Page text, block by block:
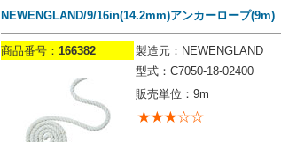
NEWENGLAND/9/16in(14.2mm)アンカーロープ(9m)
商品番号： 166382 製造元：NEWENGLAND
型式：C7050-18-02400
販売単位：9m